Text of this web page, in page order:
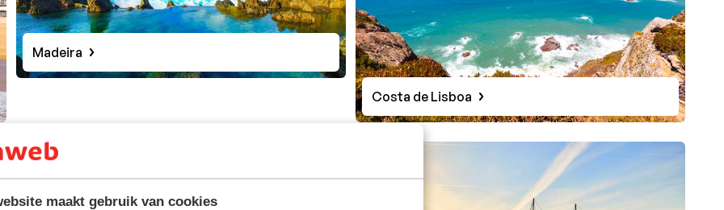
maakt gebruik van cookies
Madeira
Costa de Lisboa